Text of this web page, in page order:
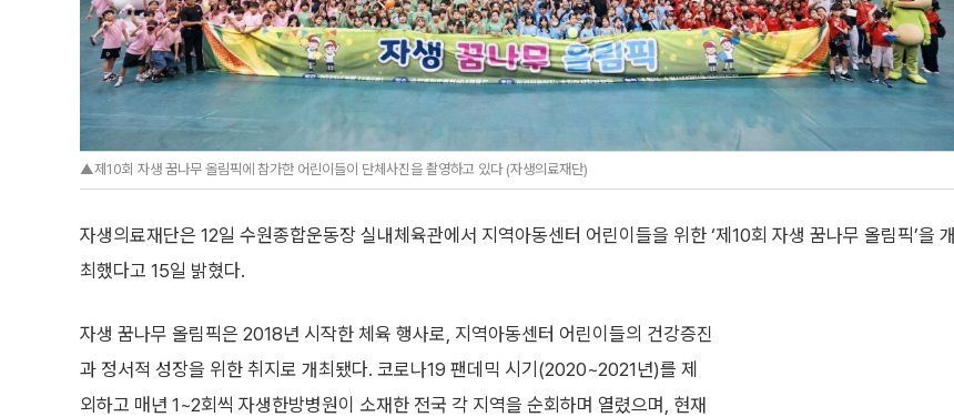
▲제10회 자생 꿈나무 올림픽에 참가한 어린이들이 단체사진을 촬영하고 있다 (자생의료재단)
자생의료재단은 12일 수원종합운동장 실내체육관에서 지역아동센터 어린이들을 위한 ‘제10회 자생 꿈나무 올림픽’을 개
최했다고 15일 밝혔다.
자생 꿈나무 올림픽은 2018년 시작한 체육 행사로, 지역아동센터 어린이들의 건강증진
과 정서적 성장을 위한 취지로 개최됐다. 코로나19 팬데믹 시기(2020~2021년)를 제
외하고 매년 1~2회씩 자생한방병원이 소재한 전국 각 지역을 순회하며 열렸으며, 현재